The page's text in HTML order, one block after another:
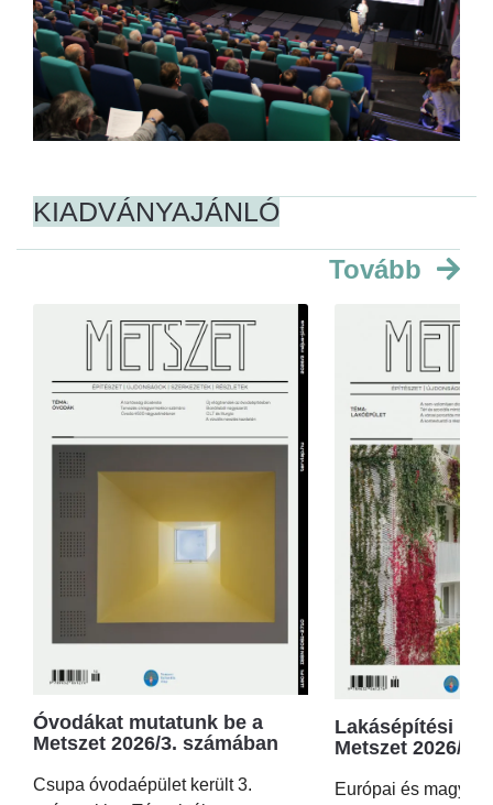
KIADVÁNYAJÁNLÓ
Tovább
Óvodákat mutatunk be a
Metszet 2026/3. számában
Csupa óvodaépület került 3.
Lakásépítési
Metszet 2026/2.
Európai és magyar